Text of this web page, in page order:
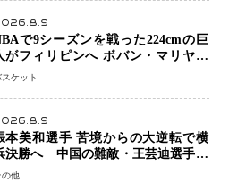
で9シーズンを戦った224cmの巨
がフィリピンへ ボバン・マリヤノ
ッチ ジョーンズカップで新たな挑
スケット
本美和選手 苦境からの大逆転で横
決勝へ 中国の難敵・王芸迪選手を
破「ここからまた行くぞ」兄・智和
の他